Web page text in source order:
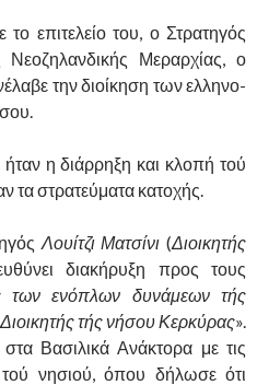
το επιτελείο του, ο Στρατηγός
Νεοζηλανδικής Μεραρχίας, ο
την διοίκηση των ελληνο-
η διάρρηξη και κλοπή τού
τα στρατεύματα κατοχής.
Λουίτζι Ματσίνι (Διοικητής
διακήρυξη προς τους
των ενόπλων δυνάμεων τής
τής νήσου Κερκύρας».
Βασιλικά Ανάκτορα με τις
τού νησιού, όπου δήλωσε ότι